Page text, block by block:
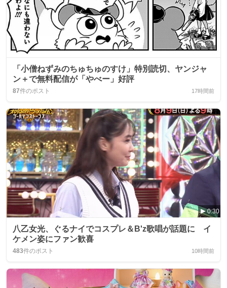
「小僧ねずみのちゅちゅのすけ」特別読切、ヤンジャ
ン＋で無料配信が「やべー」好評
87件のポスト 17時間前
0:30
八乙女光、ぐるナイでコスプレ＆B'z歌唱が話題に イ
ケメン姿にファン歓喜
483件のポスト 10時間前